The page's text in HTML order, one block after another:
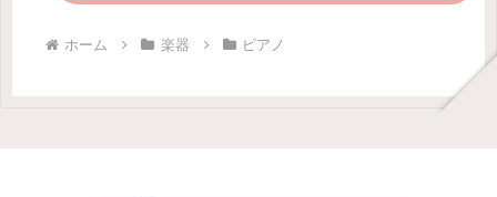
ホーム 楽器 ピアノ